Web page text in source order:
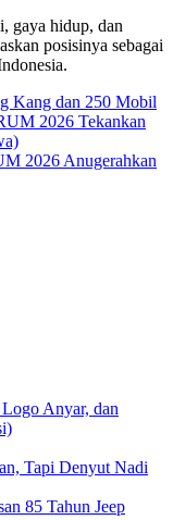
gaya hidup, dan
posisinya sebagai
Kang dan 250 Mobil
2026 Anugerahkan
Tapi Denyut Nadi